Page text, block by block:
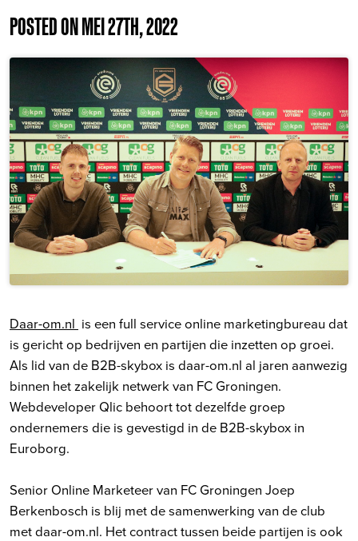
POSTED ON MEI 27TH, 2022
Daar-om.nl is een full service online marketingbureau dat
is gericht op bedrijven en partijen die inzetten op groei.
Als lid van de B2B-skybox is daar-om.nl al jaren aanwezig
binnen het zakelijk netwerk van FC Groningen.
Webdeveloper Qlic behoort tot dezelfde groep
ondernemers die is gevestigd in de B2B-skybox in
Euroborg.
Senior Online Marketeer van FC Groningen Joep
Berkenbosch is blij met de samenwerking van de club
met daar-om.nl. Het contract tussen beide partijen is ook